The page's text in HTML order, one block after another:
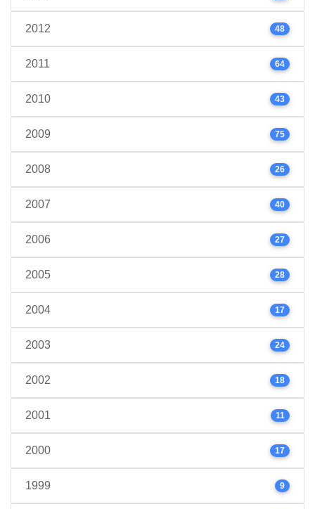
2012 48
2011 64
2010 43
2009 75
2008 26
2007 40
2006 27
2005 28
2004 17
2003 24
2002 18
2001 11
2000 17
1999 9